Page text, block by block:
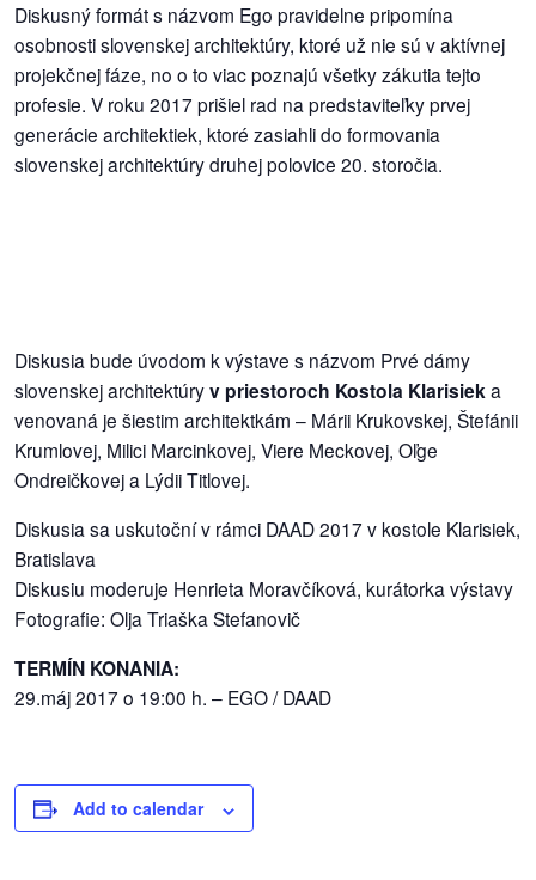
mestské
časti
kauzy
konania
dobrá
prax
práca
odkazy
petície
médií
vychádzky
Diskusný formát s názvom Ego pravidelne pripomína
osobnosti slovenskej architektúry, ktoré už nie sú v aktívnej
projekčnej fáze, no o to viac poznajú všetky zákutia tejto
profesie. V roku 2017 prišiel rad na predstaviteľky prvej
generácie architektiek, ktoré zasiahli do formovania
slovenskej architektúry druhej polovice 20. storočia.
Diskusia bude úvodom k výstave s názvom Prvé dámy
slovenskej architektúryv priestoroch Kostola Klarisieka
venovaná je šiestim architektkám – Márii Krukovskej, Štefánii
Krumlovej, Milici Marcinkovej, Viere Meckovej, Oľge
Ondreičkovej a Lýdii Titlovej.
Diskusia sa uskutoční v rámci DAAD 2017 v kostole Klarisiek,
Bratislava
Diskusiu moderuje Henrieta Moravčíková, kurátorka výstavy
Fotografie: Olja Triaška Stefanovič
TERMÍN KONANIA:
29.máj 2017 o 19:00 h. – EGO / DAAD
Add to calendar